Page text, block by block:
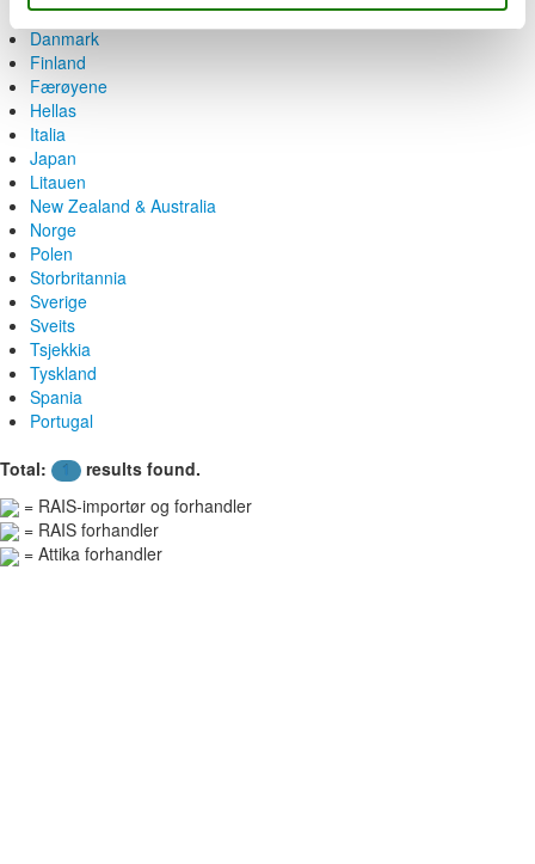
China
Danmark
Finland
Færøyene
Hellas
Italia
Japan
Litauen
New Zealand & Australia
Norge
Polen
Storbritannia
Sverige
Sveits
Tsjekkia
Tyskland
Spania
Portugal
Total:
1
results found.
= RAIS-importør og forhandler
= RAIS forhandler
= Attika forhandler